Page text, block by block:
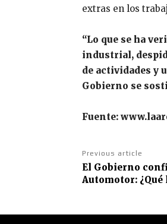
extras en los
“Lo que se ha
industrial,
de actividades y
Gobierno se
Fuente:
Previous article
El Gobierno
Automotor: ¿Qué